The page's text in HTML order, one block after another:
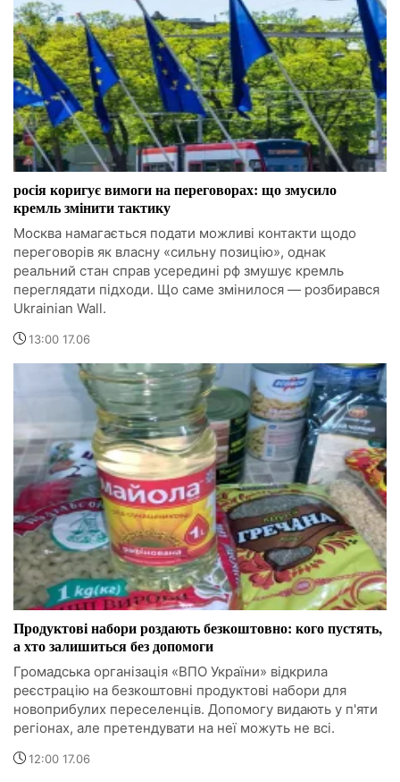
росія коригує вимоги на переговорах: що змусило
кремль змінити тактику
Москва намагається подати можливі контакти щодо
переговорів як власну «сильну позицію», однак
реальний стан справ усередині рф змушує кремль
переглядати підходи. Що саме змінилося — розбирався
Ukrainian Wall.
13:00 17.06
Продуктові набори роздають безкоштовно: кого пустять,
а хто залишиться без допомоги
Громадська організація «ВПО України» відкрила
реєстрацію на безкоштовні продуктові набори для
новоприбулих переселенців. Допомогу видають у п'яти
регіонах, але претендувати на неї можуть не всі.
12:00 17.06